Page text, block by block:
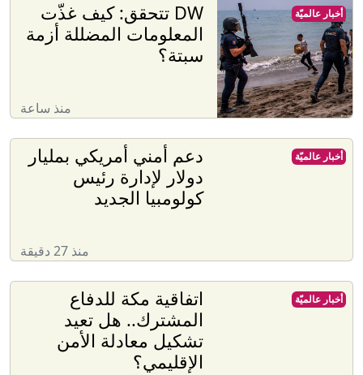
DW تتحقق: كيف غذّت
المعلومات المضللة أزمة
سبتة؟
منذ ساعة
أخبار عالميّة
دعم أمني أمريكي بمليار
دولار لإدارة رئيس
كولومبيا الجديد
منذ 27 دقيقة
أخبار عالميّة
اتفاقية مكة للدفاع
المشترك.. هل تعيد
تشكيل معادلة الأمن
الإقليمي؟
أخبار عالميّة